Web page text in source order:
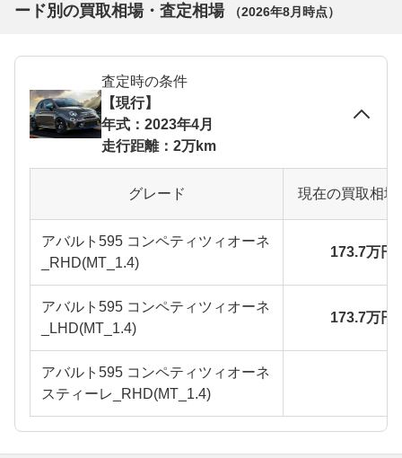
ード別の買取相場・査定相場
（2026年8月 時点）
査定時の条件
【現行】
年式：2023年4月
走行距離：2万km
グレード 現在の買取相
アバルト595 コンペティツィオーネ
_RHD(MT_1.4)
173.7万円
アバルト595 コンペティツィオーネ
_LHD(MT_1.4)
173.7万円
アバルト595 コンペティツィオーネ
スティーレ_RHD(MT_1.4)